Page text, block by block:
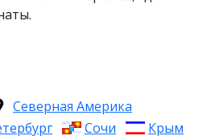
Северная Америка
Сочи
Крым